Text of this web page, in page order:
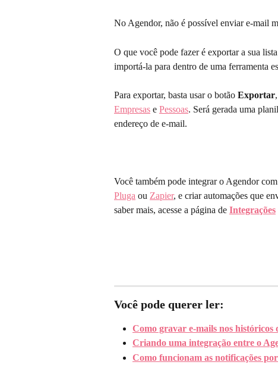
No Agendor, não é possível enviar e-mail
O que você pode fazer é exportar a sua
importá-la para dentro de uma ferramenta
Para exportar, basta usar o botão Exportar
Empresas e Pessoas. Será gerada uma
endereço de e-mail.
Você também pode integrar o Agendor
Pluga ou Zapier, e criar automações que
saber mais, acesse a página de Integrações
Você pode querer ler:
Como gravar e-mails nos históricos
Criando uma integração entre o
Como funcionam as notificações